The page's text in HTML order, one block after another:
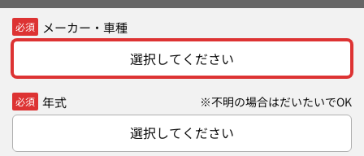
必須 メーカー・車種
選択してください
必須 年式 ※不明の場合はだいたいでOK
選択してください